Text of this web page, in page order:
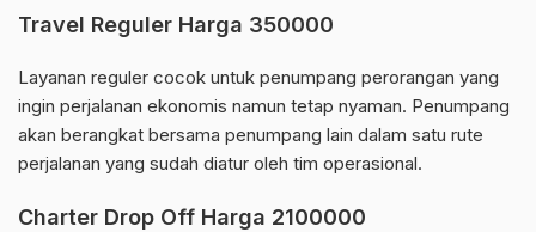
Travel Reguler Harga 350000
Layanan reguler cocok untuk penumpang perorangan yang
ingin perjalanan ekonomis namun tetap nyaman. Penumpang
akan berangkat bersama penumpang lain dalam satu rute
perjalanan yang sudah diatur oleh tim operasional.
Charter Drop Off Harga 2100000